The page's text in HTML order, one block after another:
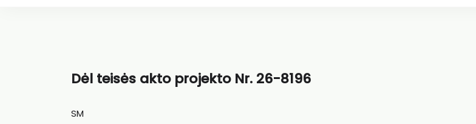
Dėl teisės akto projekto Nr. 26-8196
SM